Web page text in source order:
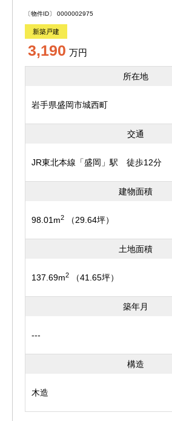
〔物件ID〕 0000002975
新築戸建
3,190 万円
所在地
岩手県盛岡市城西町
交通
JR東北本線「盛岡」駅 徒歩12分
建物面積
98.01m2 （29.64坪）
土地面積
137.69m2 （41.65坪）
築年月
---
構造
木造